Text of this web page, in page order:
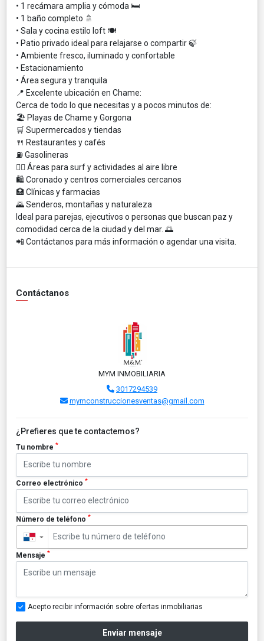
• 1 recámara amplia y cómoda 🛏️
• 1 baño completo 🚿
• Sala y cocina estilo loft 🍽️
• Patio privado ideal para relajarse o compartir 🍃
• Ambiente fresco, iluminado y confortable
• Estacionamiento
• Área segura y tranquila
📍 Excelente ubicación en Chame:
Cerca de todo lo que necesitas y a pocos minutos de:
🏖️ Playas de Chame y Gorgona
🛒 Supermercados y tiendas
🍴 Restaurantes y cafés
⛽ Gasolineras
🏄‍♂️ Áreas para surf y actividades al aire libre
🛍️ Coronado y centros comerciales cercanos
🏥 Clínicas y farmacias
🌄 Senderos, montañas y naturaleza
Ideal para parejas, ejecutivos o personas que buscan paz y
comodidad cerca de la ciudad y del mar. 🌅
📲 Contáctanos para más información o agendar una visita.
Contáctanos
MYM INMOBILIARIA
3017294539
mymconstruccionesventas@gmail.com
¿Prefieres que te contactemos?
Tu nombre *
Correo electrónico *
Número de teléfono *
▼
Mensaje *
Acepto recibir información sobre ofertas inmobiliarias
Enviar mensaje